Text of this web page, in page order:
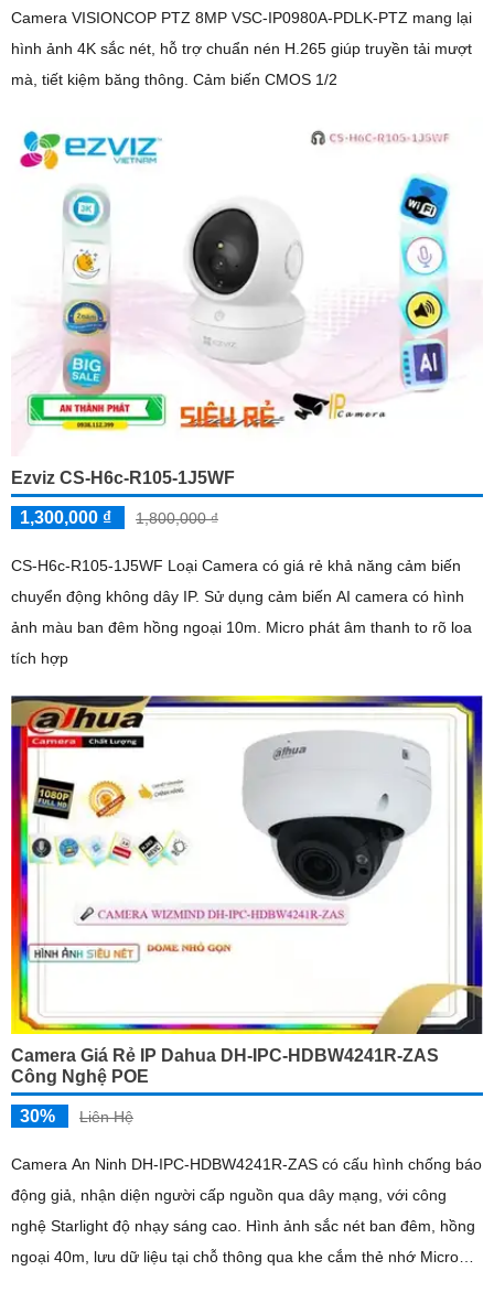
Camera VISIONCOP PTZ 8MP VSC-IP0980A-PDLK-PTZ mang lại
hình ảnh 4K sắc nét, hỗ trợ chuẩn nén H.265 giúp truyền tải mượt
mà, tiết kiệm băng thông. Cảm biến CMOS 1/2
Ezviz CS-H6c-R105-1J5WF
1,300,000 ₫ 1,800,000 ₫
CS-H6c-R105-1J5WF Loại Camera có giá rẻ khả năng cảm biến
chuyển động không dây IP. Sử dụng cảm biến AI camera có hình
ảnh màu ban đêm hồng ngoại 10m. Micro phát âm thanh to rõ loa
tích hợp
Camera Giá Rẻ IP Dahua DH-IPC-HDBW4241R-ZAS
Công Nghệ POE
30% Liên Hệ
Camera An Ninh DH-IPC-HDBW4241R-ZAS có cấu hình chống báo
động giả, nhận diện người cấp nguồn qua dây mạng, với công
nghệ Starlight độ nhạy sáng cao. Hình ảnh sắc nét ban đêm, hồng
ngoại 40m, lưu dữ liệu tại chỗ thông qua khe cắm thẻ nhớ Micro